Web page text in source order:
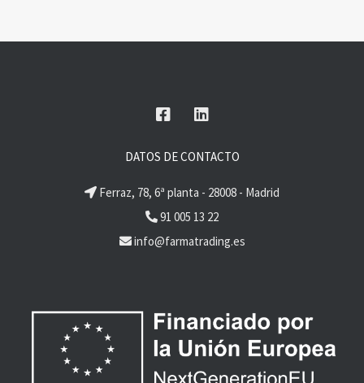
DATOS DE CONTACTO
Ferraz, 78, 6ª planta - 28008 - Madrid
91 005 13 22
info@farmatrading.es